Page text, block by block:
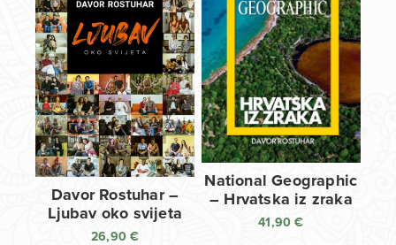
Davor Rostuhar –
Ljubav oko svijeta
26,90€
National Geographic
– Hrvatska iz zraka
41,90€